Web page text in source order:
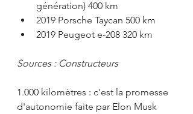
génération) 400 km
2019 Porsche Taycan 500 km
2019 Peugeot e-208 320 km
Sources : Constructeurs
1.000 kilomètres : c'est la promesse
d'autonomie faite par Elon Musk